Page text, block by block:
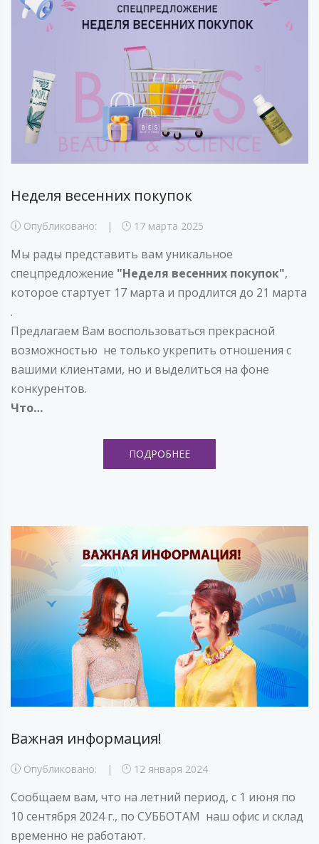
Неделя весенних покупок
Опубликовано: 17 марта 2025
Мы рады представить вам уникальное
спецпредложение "Неделя весенних покупок",
которое стартует 17 марта и продлится до 21 марта
.
Предлагаем Вам воспользоваться прекрасной
возможностью не только укрепить отношения с
вашими клиентами, но и выделиться на фоне
конкурентов.
Что…
ПОДРОБНЕЕ
Важная информация!
Опубликовано: 12 января 2024
Сообщаем вам, что на летний период, с 1 июня по
10 сентября 2024 г., по СУББОТАМ наш офис и склад
временно не работают.